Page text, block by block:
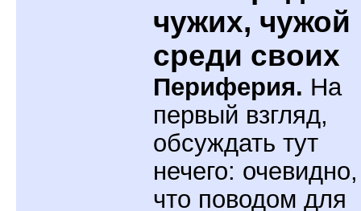
чужих, чужой
среди своих
Периферия. На
первый взгляд,
обсуждать тут
нечего: очевидно,
что поводом для